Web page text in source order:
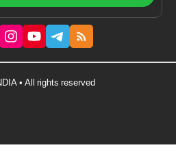
• All rights reserved